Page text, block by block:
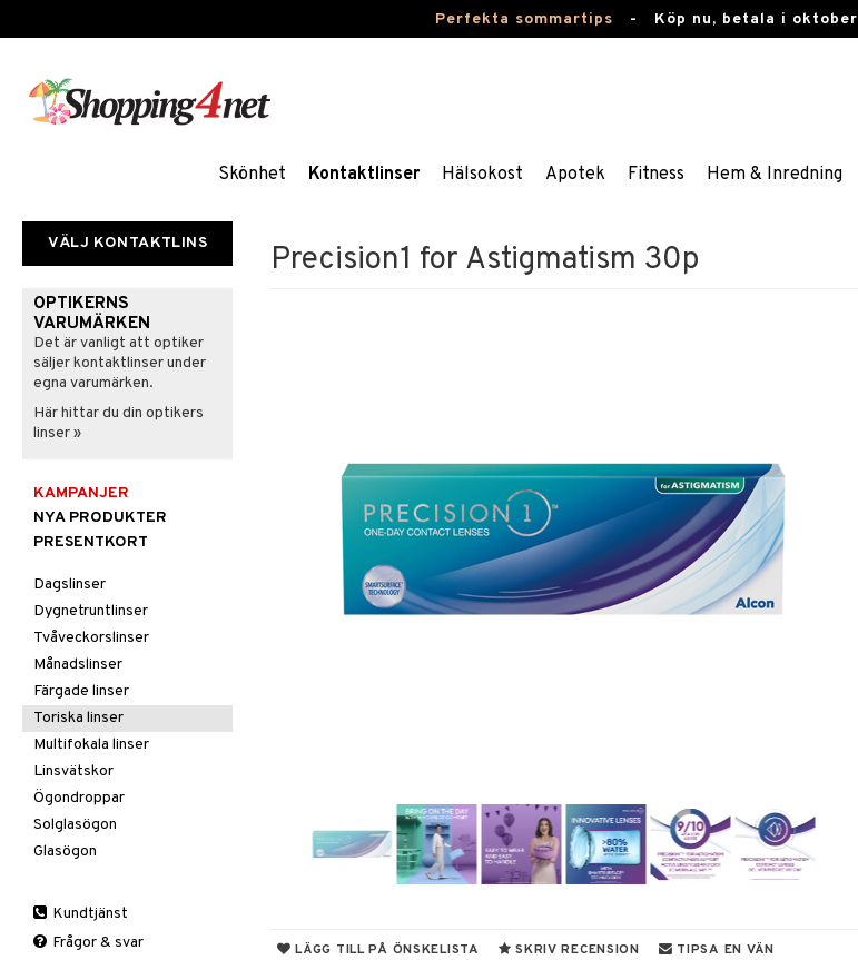
Perfekta sommartips - Köp nu, betala i
Skönhet Kontaktlinser Hälsokost Apotek Fitness Hem & Inredning
Precision1 for Astigmatism 30p
LÄGG TILL PÅ ÖNSKELISTA SKRIV RECENSION TIPSA EN VÄN
VÄLJ KONTAKTLINS
OPTIKERNS
VARUMÄRKEN
Det är vanligt att optiker
säljer kontaktlinser under
egna varumärken.
Här hittar du din optikers
linser »
KAMPANJER
NYA PRODUKTER
PRESENTKORT
Dagslinser
Dygnetruntlinser
Tvåveckorslinser
Månadslinser
Färgade linser
Toriska linser
Multifokala linser
Linsvätskor
Ögondroppar
Solglasögon
Glasögon
Kundtjänst
Frågor & svar